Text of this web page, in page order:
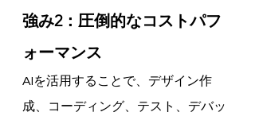
強み2：圧倒的なコストパフ
ォーマンス
AIを活用することで、デザイン作
成、コーディング、テスト、デバッ